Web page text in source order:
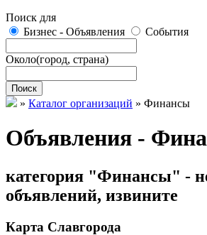
Поиск для
Бизнес - Объявления
События
Около(город, страна)
Поиск
» Каталог организаций » Финансы
Объявления -
категория "Финансы" -
объявлений, извините
Карта Славгорода